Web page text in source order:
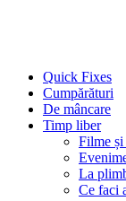
Quick Fixes
Cumpărături
De mâncare
Timp liber
Filme și
La
Ce faci